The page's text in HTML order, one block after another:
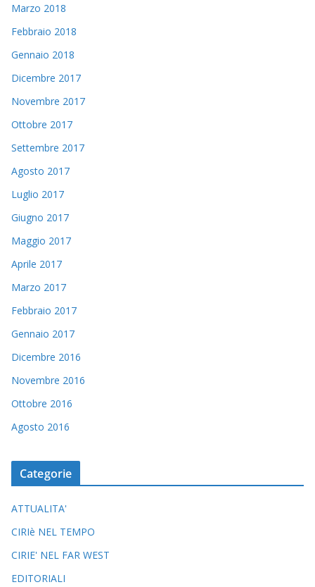
Marzo 2018
Febbraio 2018
Gennaio 2018
Dicembre 2017
Novembre 2017
Ottobre 2017
Settembre 2017
Agosto 2017
Luglio 2017
Giugno 2017
Maggio 2017
Aprile 2017
Marzo 2017
Febbraio 2017
Gennaio 2017
Dicembre 2016
Novembre 2016
Ottobre 2016
Agosto 2016
Categorie
ATTUALITA'
CIRIè NEL TEMPO
CIRIE' NEL FAR WEST
EDITORIALI